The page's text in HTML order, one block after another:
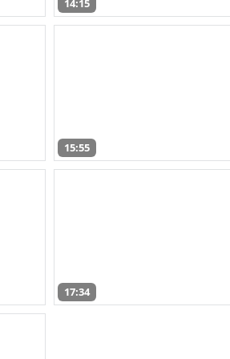
14:15
15:55
17:34